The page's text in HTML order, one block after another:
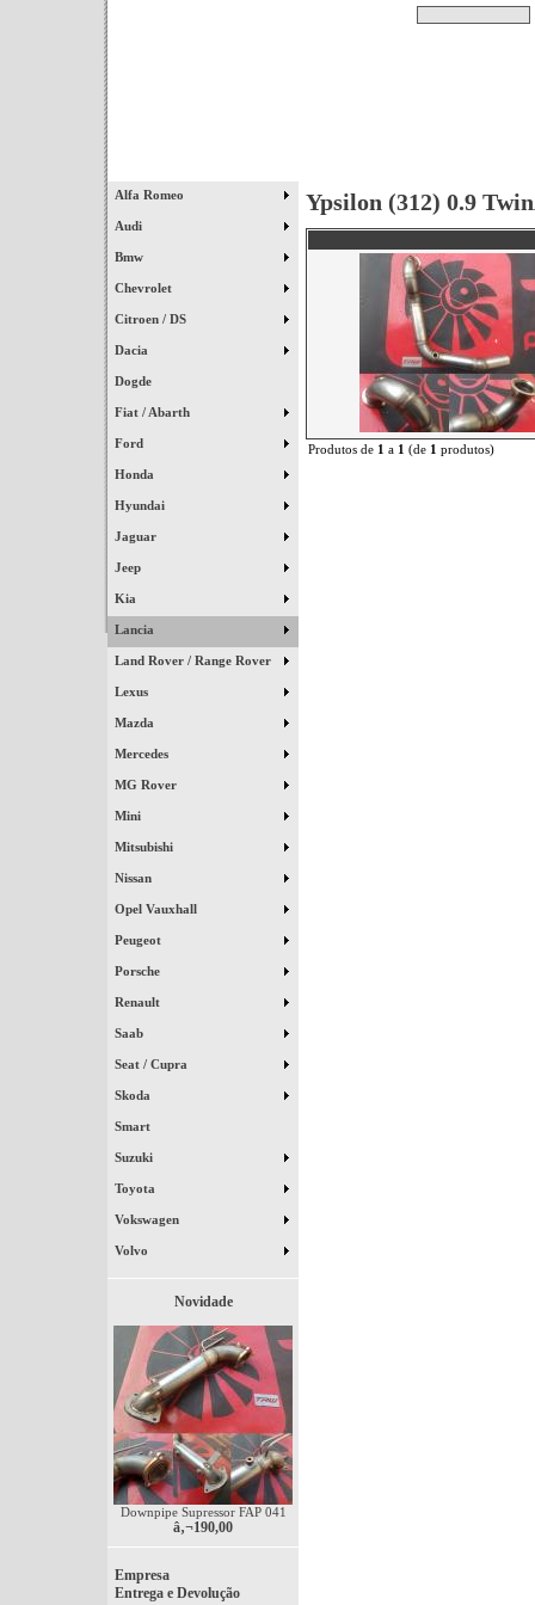
Alfa Romeo
Audi
Bmw
Chevrolet
Citroen / DS
Dacia
Dogde
Fiat / Abarth
Ford
Honda
Hyundai
Jaguar
Jeep
Kia
Lancia
Land Rover / Range Rover
Lexus
Mazda
Mercedes
MG Rover
Mini
Mitsubishi
Nissan
Opel Vauxhall
Peugeot
Porsche
Renault
Saab
Seat / Cupra
Skoda
Smart
Suzuki
Toyota
Vokswagen
Volvo
Novidade
Downpipe Supressor FAP 041
â‚¬190,00
Empresa
Entrega e Devolução
Ypsilon (312) 0.9
Produtos de 1 a 1 (de 1 produtos)